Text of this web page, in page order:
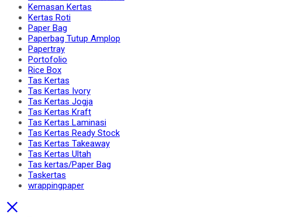
Kemasan Kertas
Kertas Roti
Paper Bag
Paperbag Tutup Amplop
Papertray
Portofolio
Rice Box
Tas Kertas
Tas Kertas Ivory
Tas Kertas Jogja
Tas Kertas Kraft
Tas Kertas Laminasi
Tas Kertas Ready Stock
Tas Kertas Takeaway
Tas Kertas Ultah
Tas kertas/Paper Bag
Taskertas
wrappingpaper